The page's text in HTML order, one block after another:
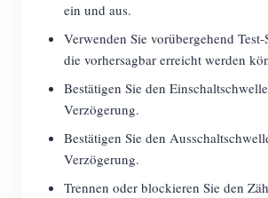
ein und aus.
Verwenden Sie vorübergehend
die vorhersagbar erreicht werden
Bestätigen Sie den
Verzögerung.
Bestätigen Sie den
Verzögerung.
Trennen oder blockieren Sie den